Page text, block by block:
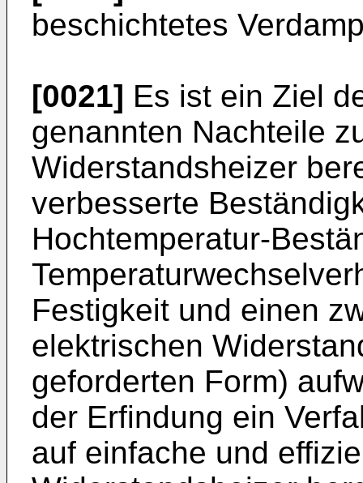
beschichtetes
[0021] Es ist ein Ziel
genannten Nachteile
Widerstandsheizer
verbesserte
Hochtemperatur-
Festigkeit und einen
elektrischen
geforderten Form)
der Erfindung ein
auf einfache und